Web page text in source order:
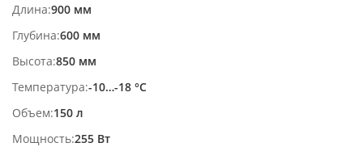
Длина 900 мм
Глубина 600 мм
Высота 850 мм
Температура -10…-18 °С
Объем 150 л
Мощность 255 Вт